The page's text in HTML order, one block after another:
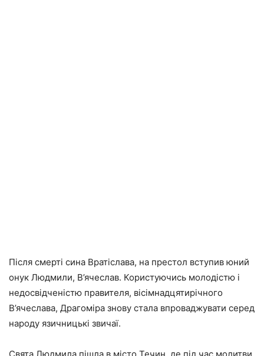
Після смерті сина Вратіслава, на престол вступив юний
онук Людмили, В’ячеслав. Користуючись молодістю і
недосвідченістю правителя, вісімнадцятирічного
В’ячеслава, Драгоміра знову стала впроваджувати серед
народу язичницькі звичаї.